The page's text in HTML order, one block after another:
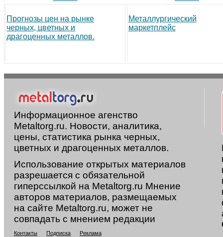
Прогнозы цен на рынке
черных, цветных и
драгоценных металлов.
Металлургический
маркетплейс
Информационное агенство
Metaltorg.ru. Новости, аналитика,
цены, статистика рынка черных,
цветных и драгоценных металлов.
Использование открытых материалов
разрешается с обязательной
гиперссылкой на Metaltorg.ru Мнение
авторов материалов, размещаемых
на сайте Metaltorg.ru, может не
совпадать с мнением редакции
Контакты Подписка Реклама